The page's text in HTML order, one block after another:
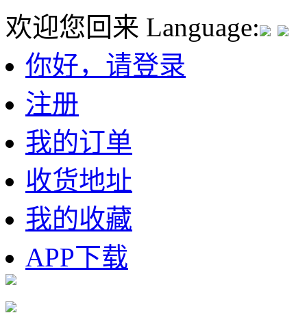
欢迎您回来 Language:
你好，请登录
注册
我的订单
收货地址
我的收藏
APP下载